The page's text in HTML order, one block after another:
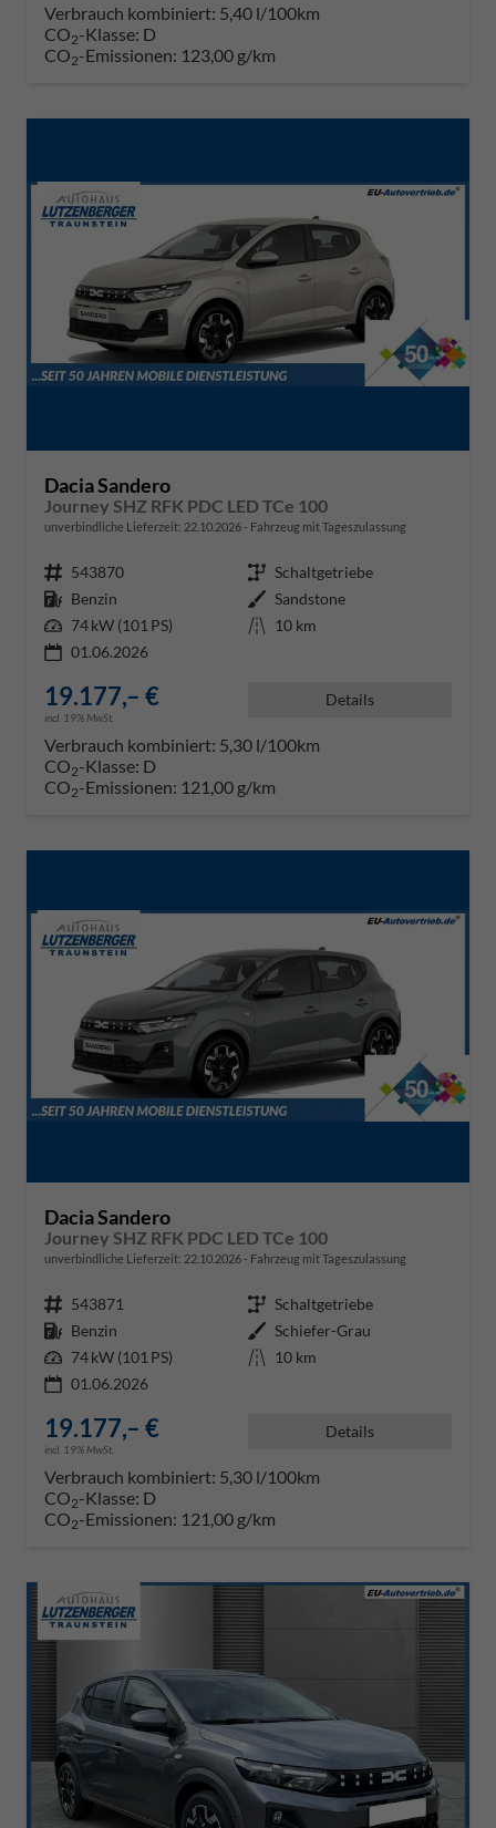
Verbrauch kombiniert: 5,40 l/100km
CO2-Klasse: D
CO2-Emissionen: 123,00 g/km
Dacia Sandero
Journey SHZ RFK PDC LED TCe 100
unverbindliche Lieferzeit: 22.10.2026 Fahrzeug mit Tageszulassung
Fahrzeugnr. 543870 Getriebe Schaltgetriebe
Kraftstoff Benzin Außenfarbe Sandstone
Leistung 74 kW (101 PS) Kilometerstand 10 km
01.06.2026
19.177,– €
incl. 19% MwSt.
Details
Verbrauch kombiniert: 5,30 l/100km
CO2-Klasse: D
CO2-Emissionen: 121,00 g/km
Dacia Sandero
Journey SHZ RFK PDC LED TCe 100
unverbindliche Lieferzeit: 22.10.2026 Fahrzeug mit Tageszulassung
Fahrzeugnr. 543871 Getriebe Schaltgetriebe
Kraftstoff Benzin Außenfarbe Schiefer-Grau
Leistung 74 kW (101 PS) Kilometerstand 10 km
01.06.2026
19.177,– €
incl. 19% MwSt.
Details
Verbrauch kombiniert: 5,30 l/100km
CO2-Klasse: D
CO2-Emissionen: 121,00 g/km